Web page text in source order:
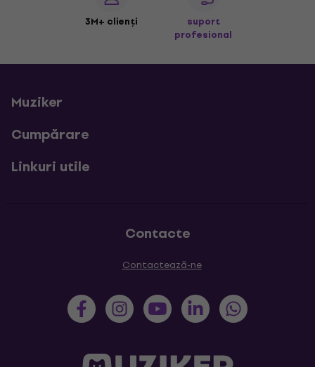
3M+ clienți
suport
profesional
Muziker
Cumpărare
Linkuri utile
Contacte
Contactează-ne